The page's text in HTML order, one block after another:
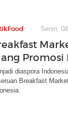
Senin,
Promosi
diaspora
Breakfast